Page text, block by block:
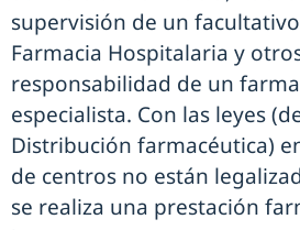
supervisión de un
Farmacia Hospitalaria y
responsabilidad de un
especialista. Con las leyes
Distribución farmacéutica)
de centros no están
se realiza una prestación